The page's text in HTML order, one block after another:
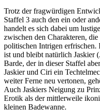
Trotz der fragwürdigen
Staffel 3 auch den ein oder
handelt es sich dabei um
zwischen den Charakteren,
politischen Intrigen
ist und bleibt natürlich Jaskier
Barde, der in dieser Staffel
Jaskier und Ciri ein
weiter Ferne neu vertonen,
Auch Jaskiers Neigung zu
Erotik als der mittlerweile
kleinen Badewanne.